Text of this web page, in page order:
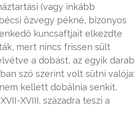
(vagy inkább
özvegy pékné, bizonyos
kuncsaftjait elkezdte
mert nincs frissen sült
a dobást, az egyik darab
szó szerint volt sütni valója:
kellett dobálnia senkit.
XVIII. századra teszi a